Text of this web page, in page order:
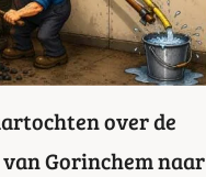
over de
Gorinchem naar